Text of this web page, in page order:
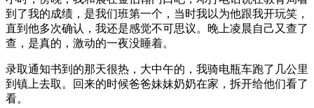
到了我的成绩，是我们班第一个，当时我以为他跟我开玩笑，
直到他多次确认，我还是感觉不可思议。晚上凌晨自己又查了
查，是真的，激动的一夜没睡着。
录取通知书到的那天很热，大中午的，我骑电瓶车跑了几公里
到镇上去取。回来的时候爸爸妹妹奶奶在家，拆开给他们看了
看。